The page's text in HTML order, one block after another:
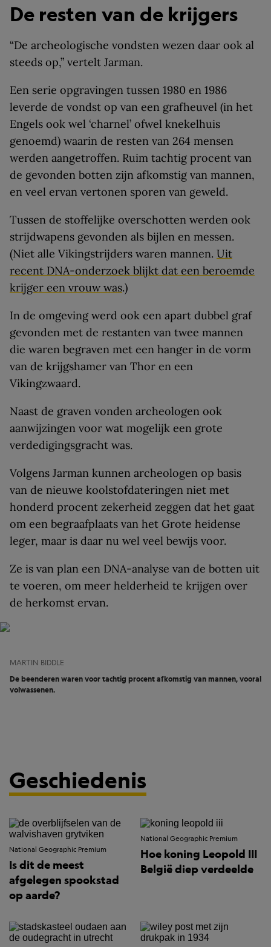
De resten van de krijgers
“De archeologische vondsten wezen daar ook al
steeds op,” vertelt Jarman.
Een serie opgravingen tussen 1980 en 1986
leverde de vondst op van een grafheuvel (in het
Engels ook wel ‘charnel’ ofwel knekelhuis
genoemd) waarin de resten van 264 mensen
werden aangetroffen. Ruim tachtig procent van
de gevonden botten zijn afkomstig van mannen,
en veel ervan vertonen sporen van geweld.
Tussen de stoffelijke overschotten werden ook
strijdwapens gevonden als bijlen en messen.
(Niet alle Vikingstrijders waren mannen. Uit
recent DNA-onderzoek blijkt dat een beroemde
krijger een vrouw was.)
In de omgeving werd ook een apart dubbel graf
gevonden met de restanten van twee mannen
die waren begraven met een hanger in de vorm
van de krijgshamer van Thor en een
Vikingzwaard.
Naast de graven vonden archeologen ook
aanwijzingen voor wat mogelijk een grote
verdedigingsgracht was.
Volgens Jarman kunnen archeologen op basis
van de nieuwe koolstofdateringen niet met
honderd procent zekerheid zeggen dat het gaat
om een begraafplaats van het Grote heidense
leger, maar is daar nu wel veel bewijs voor.
Ze is van plan een DNA-analyse van de botten uit
te voeren, om meer helderheid te krijgen over
de herkomst ervan.
MARTIN BIDDLE
De beenderen waren voor tachtig procent afkomstig van mannen, vooral
volwassenen.
Geschiedenis
National Geographic Premium
Is dit de meest
afgelegen spookstad
op aarde?
National Geographic Premium
Hoe koning Leopold III
België diep verdeelde